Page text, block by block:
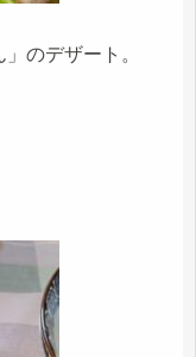
のデザート。